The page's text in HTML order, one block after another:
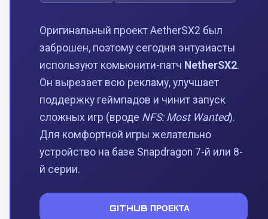
Оригинальный проект AetherSX2 был
заброшен, поэтому сегодня энтузиасты
используют комьюнити-патч NetherSX2.
Он вырезает всю рекламу, улучшает
поддержку геймпадов и чинит запуск
сложных игр (вроде NFS: Most Wanted).
Для комфортной игры желательно
устройство на базе Snapdragon 7-й или 8-
й серии.
GITHUB ПРОЕКТА